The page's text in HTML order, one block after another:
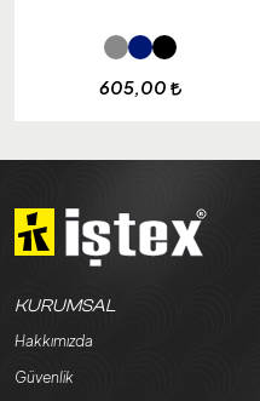
605,00
KURUMSAL
Hakkımızda
Güvenlik